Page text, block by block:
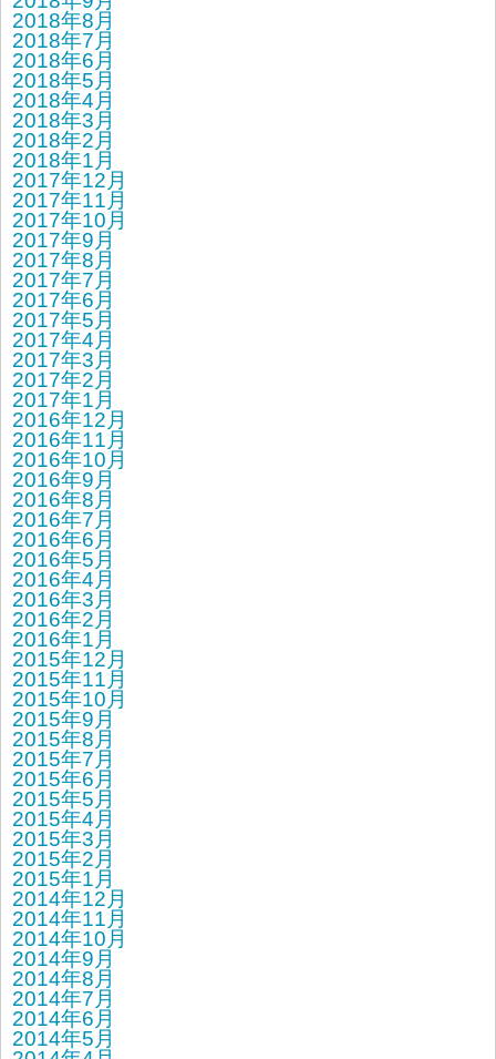
2018年8月
2018年7月
2018年6月
2018年5月
2018年4月
2018年3月
2018年2月
2018年1月
2017年12月
2017年11月
2017年10月
2017年9月
2017年8月
2017年7月
2017年6月
2017年5月
2017年4月
2017年3月
2017年2月
2017年1月
2016年12月
2016年11月
2016年10月
2016年9月
2016年8月
2016年7月
2016年6月
2016年5月
2016年4月
2016年3月
2016年2月
2016年1月
2015年12月
2015年11月
2015年10月
2015年9月
2015年8月
2015年7月
2015年6月
2015年5月
2015年4月
2015年3月
2015年2月
2015年1月
2014年12月
2014年11月
2014年10月
2014年9月
2014年8月
2014年7月
2014年6月
2014年5月